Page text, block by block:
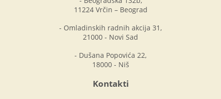
11224 Vrčin – Beograd
- Omladinskih radnih akcija 31,
21000 - Novi Sad
- Dušana Popovića 22,
18000 - Niš
Kontakti